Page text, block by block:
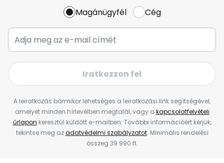
Magánügyfél Cég
Iratkozzon fel
A leiratkozás bármikor lehetséges a leiratkozási link segítségével,
amelyet minden hírlevélben megtalál, vagy a kapcsolatfelvételi
űrlapon keresztül küldött e-mailben. További információért kérjük,
tekintse meg azadatvédelmi szabályzatot. Minimális rendelési
összeg 39 990 ft.